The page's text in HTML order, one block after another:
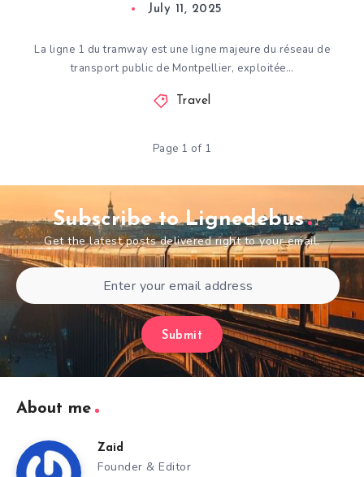
July 11, 2025
La ligne 1 du tramway est une ligne majeure du réseau de
transport public de Montpellier, exploitée…
Travel
Page 1 of 1
Subscribe to Lignedebus
Get the latest posts delivered right to your email.
Submit
About me
Zaid
Founder & Editor